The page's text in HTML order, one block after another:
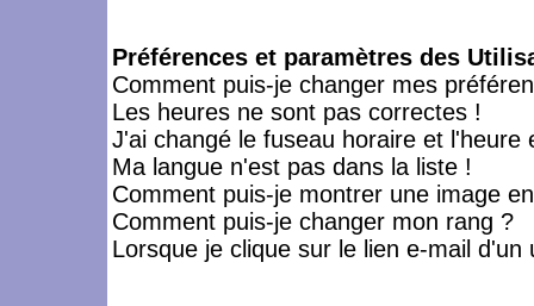
Préférences et paramètres des
Comment puis-je changer mes
Les heures ne sont pas correctes !
J'ai changé le fuseau horaire et l'heure
Ma langue n'est pas dans la liste !
Comment puis-je montrer une image
Comment puis-je changer mon rang ?
Lorsque je clique sur le lien e-mail